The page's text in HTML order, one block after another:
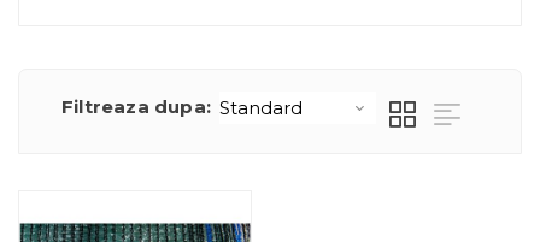
Filtreaza dupa: